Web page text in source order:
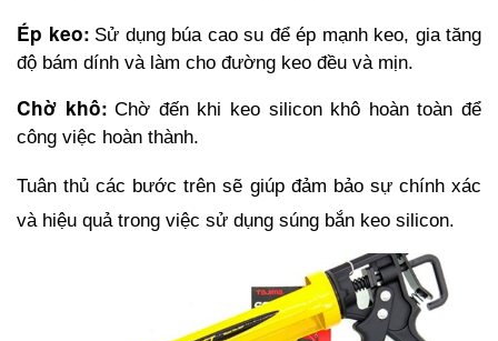
Ép keo: Sử dụng búa cao su để ép mạnh keo, gia tăng
độ bám dính và làm cho đường keo đều và mịn.
Chờ khô: Chờ đến khi keo silicon khô hoàn toàn để
công việc hoàn thành.
Tuân thủ các bước trên sẽ giúp đảm bảo sự chính xác
và hiệu quả trong việc sử dụng súng bắn keo silicon.